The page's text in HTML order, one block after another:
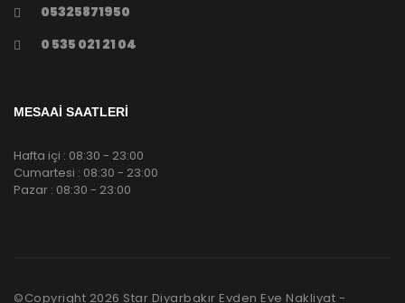
05325871950
0 535 021 21 04
MESAAİ SAATLERİ
Hafta içi : 08:30 - 23:00
Cumartesi : 08:30 - 23:00
Pazar : 08:30 - 23:00
©Copyright 2026 Star Diyarbakır Evden Eve Nakliyat -